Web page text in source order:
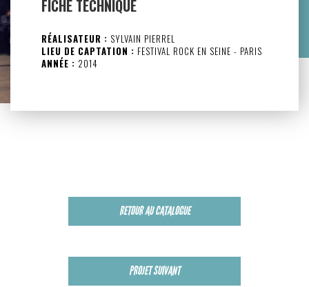
FICHE TECHNIQUE
RÉALISATEUR : SYLVAIN PIERREL
LIEU DE CAPTATION : FESTIVAL ROCK EN SEINE - PARIS
ANNÉE : 2014
RETOUR AU CATALOGUE
PROJET SUIVANT